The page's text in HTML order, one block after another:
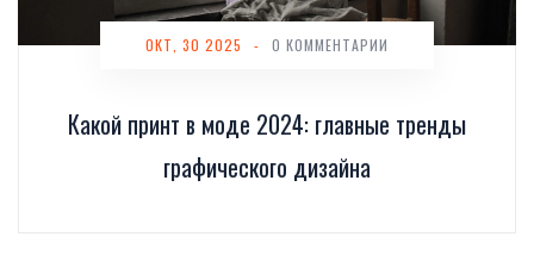
Какой принт в моде 2024: главные тренды
графического дизайна
ОКТ, 30 2025 - 0 КОММЕНТАРИИ